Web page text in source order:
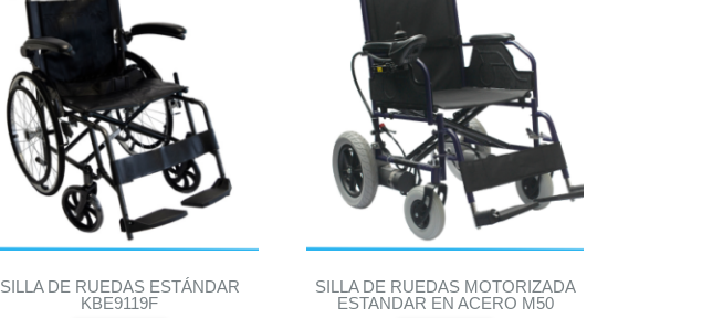
SILLA DE RUEDAS ESTÁNDAR
KBE9119F
SILLA DE RUEDAS MOTORIZADA
ESTANDAR EN ACERO M50